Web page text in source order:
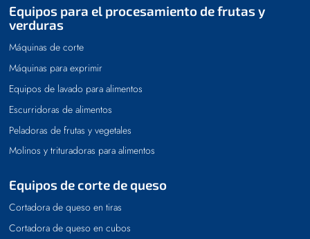
Equipos para el procesamiento de frutas y
verduras
Máquinas de corte
Máquinas para exprimir
Equipos de lavado para alimentos
Escurridoras de alimentos
Peladoras de frutas y vegetales
Molinos y trituradoras para alimentos
Equipos de corte de queso
Cortadora de queso en tiras
Cortadora de queso en cubos